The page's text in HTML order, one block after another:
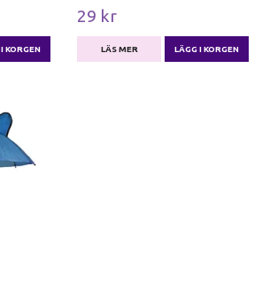
KORGEN
29 kr
LÄS MER LÄGG I KORGEN